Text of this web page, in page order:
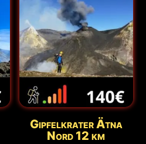
Gipfelkrater Ätna
Nord 12 km